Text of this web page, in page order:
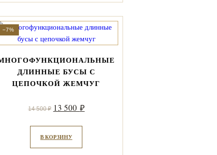
−7%
ДЛИННЫЕ БУСЫ С
ЦЕПОЧКОЙ ЖЕМЧУГ
14 500₽ Первоначальная
составляла
14
13 500 ₽Текущая
В КОРЗИНУ